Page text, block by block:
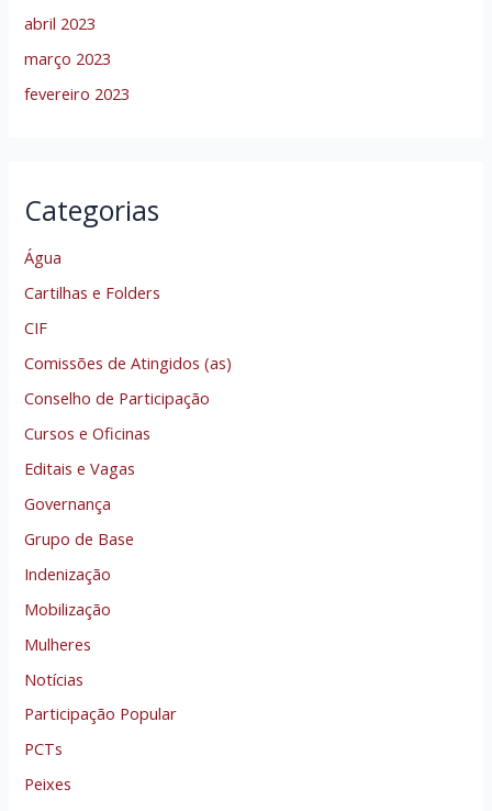
abril 2023
março 2023
fevereiro 2023
Categorias
Água
Cartilhas e Folders
CIF
Comissões de Atingidos (as)
Conselho de Participação
Cursos e Oficinas
Editais e Vagas
Governança
Grupo de Base
Indenização
Mobilização
Mulheres
Notícias
Participação Popular
PCTs
Peixes